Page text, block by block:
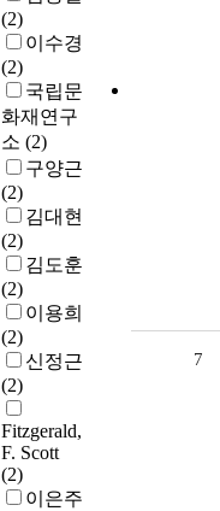
(2)
이수경
(2)
국립문
화재연구
소 (2)
구양근
(2)
김대현
(2)
김도훈
(2)
이용희
(2)
신정근
(2)
Fitzgerald,
F. Scott
(2)
이은주
7